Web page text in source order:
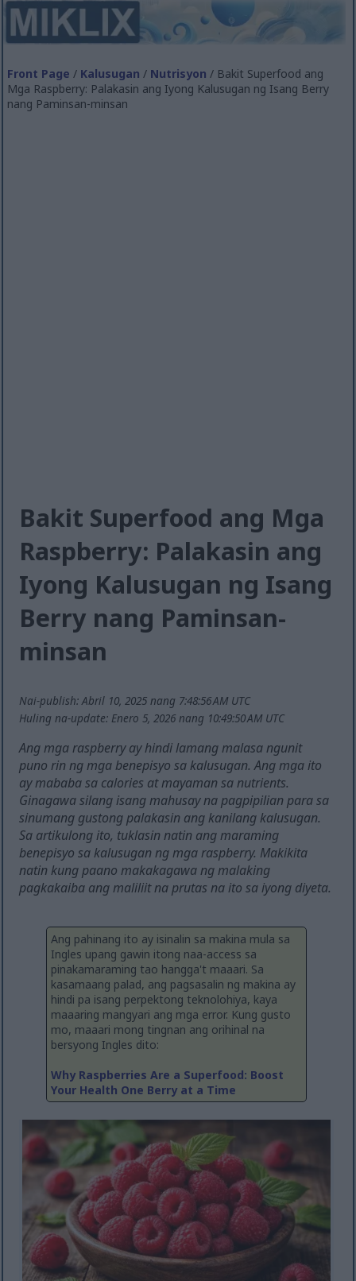
Front Page / Kalusugan / Nutrisyon / Bakit Superfood ang
Mga Raspberry: Palakasin ang Iyong Kalusugan ng Isang Berry
nang Paminsan-minsan
Bakit Superfood ang Mga
Raspberry: Palakasin ang
Iyong Kalusugan ng Isang
Berry nang Paminsan-
minsan
Nai-publish: Abril 10, 2025 nang 7:48:56 AM UTC
Huling na-update: Enero 5, 2026 nang 10:49:50 AM UTC
Ang mga raspberry ay hindi lamang malasa ngunit
puno rin ng mga benepisyo sa kalusugan. Ang mga ito
ay mababa sa calories at mayaman sa nutrients.
Ginagawa silang isang mahusay na pagpipilian para sa
sinumang gustong palakasin ang kanilang kalusugan.
Sa artikulong ito, tuklasin natin ang maraming
benepisyo sa kalusugan ng mga raspberry. Makikita
natin kung paano makakagawa ng malaking
pagkakaiba ang maliliit na prutas na ito sa iyong diyeta.
Ang pahinang ito ay isinalin sa makina mula sa
Ingles upang gawin itong naa-access sa
pinakamaraming tao hangga't maaari. Sa
kasamaang palad, ang pagsasalin ng makina ay
hindi pa isang perpektong teknolohiya, kaya
maaaring mangyari ang mga error. Kung gusto
mo, maaari mong tingnan ang orihinal na
bersyong Ingles dito:
Why Raspberries Are a Superfood: Boost
Your Health One Berry at a Time